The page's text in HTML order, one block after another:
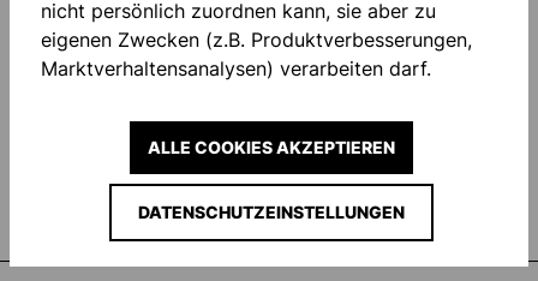
Welcher Haftschaum ist der richtige für mich?
Welcher Schaum ist für Kunstrasen geeignet?
Kann ich den AQUA-Schaum nur bei Regen tragen?
Was ist der Unterschied zwischen den einzelnen
Handschuhschnitten?
nicht persönlich zuordnen kann, sie aber zu
eigenen Zwecken (z.B. Produktverbesserungen,
Marktverhaltensanalysen) verarbeiten darf.
DATENSCHUTZEINSTELLUNGEN
ALLE COOKIES AKZEPTIEREN